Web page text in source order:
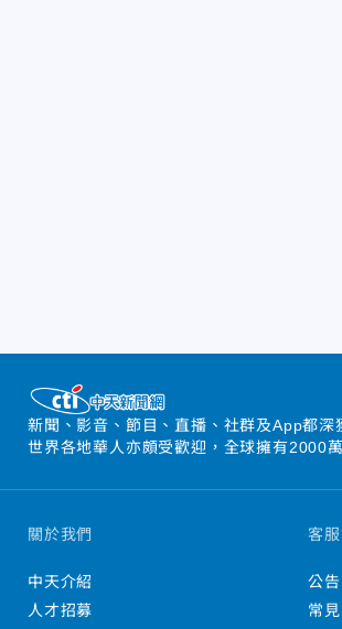
新聞、影音、節目、直播、社群及App都深
世界各地華人亦頗受歡迎，全球擁有2000
關於我們
中天介紹
人才招募
客
公告
常